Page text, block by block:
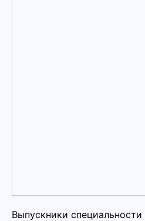
Выпускники специальности